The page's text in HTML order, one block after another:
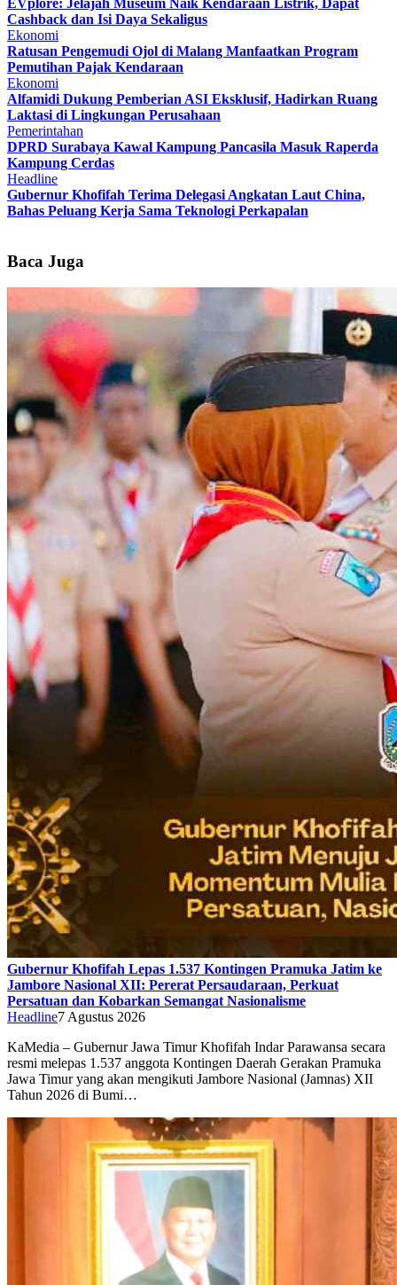
Cashback dan Isi Daya Sekaligus
Ekonomi
Ratusan Pengemudi Ojol di Malang Manfaatkan Program
Pemutihan Pajak Kendaraan
Ekonomi
Alfamidi Dukung Pemberian ASI Eksklusif, Hadirkan Ruang
Laktasi di Lingkungan Perusahaan
Pemerintahan
DPRD Surabaya Kawal Kampung Pancasila Masuk Raperda
Kampung Cerdas
Headline
Gubernur Khofifah Terima Delegasi Angkatan Laut China,
Bahas Peluang Kerja Sama Teknologi Perkapalan
Baca Juga
Gubernur Khofifah Lepas 1.537 Kontingen Pramuka Jatim ke
Jambore Nasional XII: Pererat Persaudaraan, Perkuat
Persatuan dan Kobarkan Semangat Nasionalisme
Headline7 Agustus 2026
KaMedia – Gubernur Jawa Timur Khofifah Indar Parawansa secara
resmi melepas 1.537 anggota Kontingen Daerah Gerakan Pramuka
Jawa Timur yang akan mengikuti Jambore Nasional (Jamnas) XII
Tahun 2026 di Bumi…